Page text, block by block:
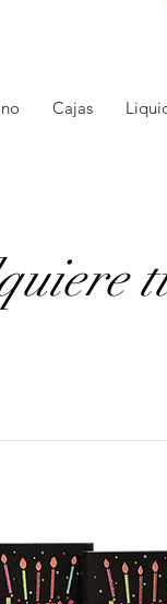
Cajas